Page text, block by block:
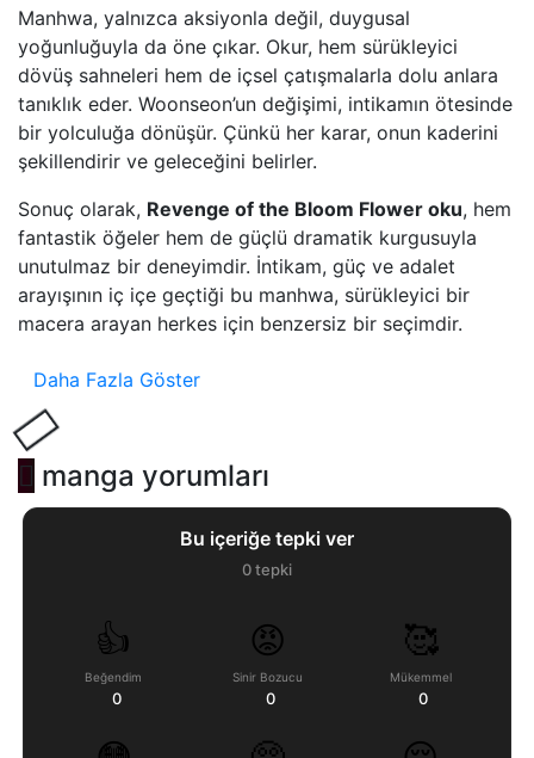
Manhwa, yalnızca aksiyonla değil, duygusal
yoğunluğuyla da öne çıkar. Okur, hem sürükleyici
dövüş sahneleri hem de içsel çatışmalarla dolu anlara
tanıklık eder. Woonseon’un değişimi, intikamın ötesinde
bir yolculuğa dönüşür. Çünkü her karar, onun kaderini
şekillendirir ve geleceğini belirler.
Sonuç olarak, Revenge of the Bloom Flower oku, hem
fantastik öğeler hem de güçlü dramatik kurgusuyla
unutulmaz bir deneyimdir. İntikam, güç ve adalet
arayışının iç içe geçtiği bu manhwa, sürükleyici bir
macera arayan herkes için benzersiz bir seçimdir.
Daha Fazla Göster
manga yorumları
Bu içeriğe tepki ver
0tepki
👍
Beğendim
0
😡
Sinir Bozucu
0
🥰
Mükemmel
0